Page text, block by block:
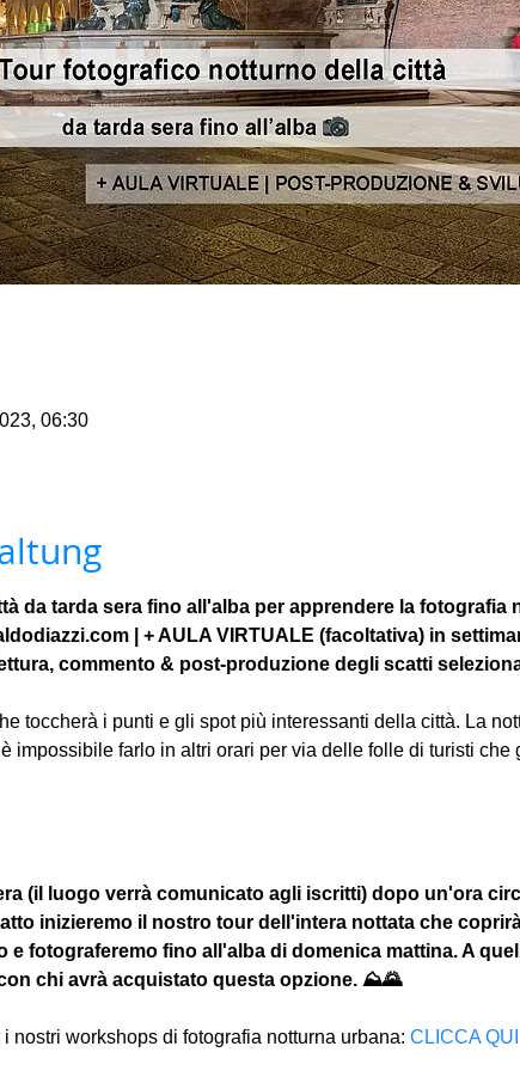
06:30
da tarda sera fino all'alba per apprendere la fotografia
| + AULA VIRTUALE (facoltativa) in
commento & post-produzione degli scatti
toccherà i punti e gli spot più interessanti della città. La
impossibile farlo in altri orari per via delle folle di turisti che
(il luogo verrà comunicato agli iscritti) dopo un'ora
inizieremo il nostro tour dell'intera nottata che
e fotograferemo fino all'alba di domenica mattina. A
chi avrà acquistato questa opzione. ⛰🌄
nostri workshops di fotografia notturna urbana: CLICCA QUI